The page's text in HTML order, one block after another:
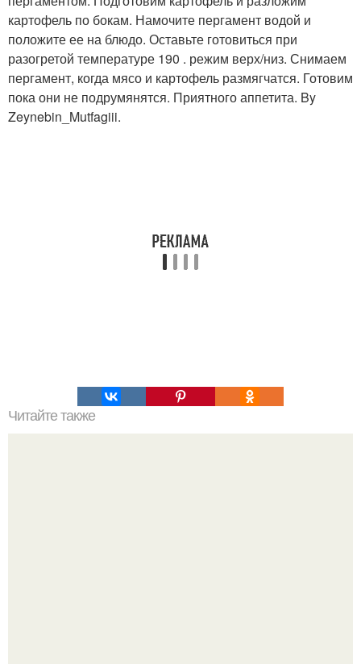
картофель по бокам. Намочите пергамент водой и
положите ее на блюдо. Оставьте готовиться при
разогретой температуре 190 . режим верх/низ. Снимаем
пергамент, когда мясо и картофель размягчатся. Готовим
пока они не подрумянятся. Приятного аппетита. By
Zeynebin_Mutfagiii.
Читайте также